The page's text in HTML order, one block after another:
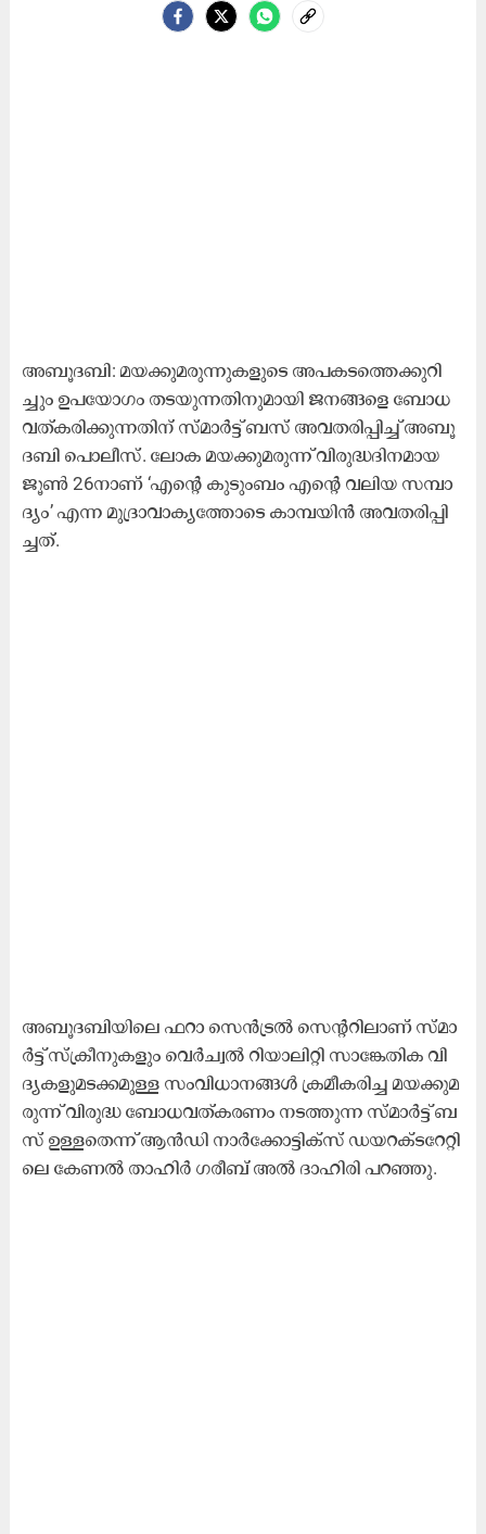
അ​ബൂ​ദ​ബി: മ​യ​ക്കു​മ​രു​ന്നു​ക​ളു​ടെ അ​പ​ക​ട​ത്തെ​ക്കു​റി​
ച്ചും ഉ​പ​യോ​ഗം ത​ട​യു​ന്ന​തി​നു​മാ​യി ജ​ന​ങ്ങ​ളെ ബോ​ധ​
വ​ത്​​ക​രി​ക്കു​ന്ന​തി​ന്​ സ്മാ​ര്‍ട്ട് ബ​സ് അ​വ​ത​രി​പ്പി​ച്ച്​ അ​ബൂ​
ദ​ബി പൊ​ലീ​സ്. ലോ​ക മ​യ​ക്കു​മ​രു​ന്ന് വി​രു​ദ്ധ​ദി​ന​മാ​യ
ജൂ​ണ്‍ 26നാ​ണ് ‘എ​ന്‍റെ കു​ടും​ബം എ​ന്‍റെ വ​ലി​യ സ​മ്പാ​
ദ്യം’ എ​ന്ന മു​ദ്രാ​വാ​ക്യ​ത്തോ​ടെ കാ​മ്പ​യി​ൻ അ​വ​ത​രി​പ്പി​
ച്ച​ത്.
അ​ബൂ​ദ​ബി​യി​ലെ ഫ​റാ സെ​ന്‍ട്ര​ല്‍ സെ​ന്‍റ​റി​ലാ​ണ് സ്മാ​
ര്‍ട്ട് സ്‌​ക്രീ​നു​ക​ളും വെ​ര്‍ച്വ​ല്‍ റി​യാ​ലി​റ്റി സാ​ങ്കേ​തി​ക വി​
ദ്യ​ക​ളു​മ​ട​ക്ക​മു​ള്ള സം​വി​ധാ​ന​ങ്ങ​ള്‍ ക്ര​മീ​ക​രി​ച്ച മ​യ​ക്കു​മ​
രു​ന്ന് വി​രു​ദ്ധ ബോ​ധ​വ​ത്ക​ര​ണം ന​ട​ത്തു​ന്ന സ്മാ​ര്‍ട്ട് ബ​
സ് ഉ​ള്ള​തെ​ന്ന് ആ​ന്‍ഡി നാ​ര്‍ക്കോ​ട്ടി​ക്‌​സ് ഡ​യ​റ​ക്ട​റേ​റ്റി​
ലെ കേ​ണ​ല്‍ താ​ഹി​ര്‍ ഗ​രീ​ബ് അ​ല്‍ ദാ​ഹി​രി പ​റ​ഞ്ഞു.